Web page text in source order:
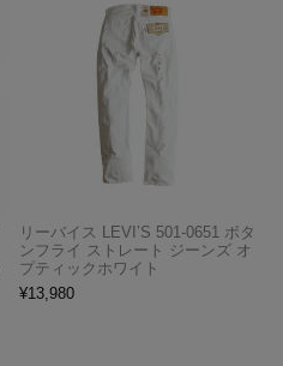
リーバイス LEVI’S 501-0651 ボタ
ンフライ ストレート ジーンズ オ
プティックホワイト
¥13,980